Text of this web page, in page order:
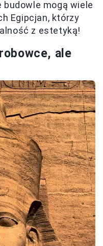
mogą wiele
Egipcjan, którzy
z estetyką!
ale